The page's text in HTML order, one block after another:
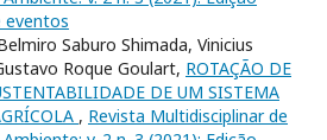
eventos
Saburo Shimada, Vinicius
Roque Goulart, ROTAÇÃO DE
DE UM SISTEMA
, Revista Multidisciplinar de